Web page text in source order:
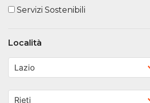
Servizi Sostenibili
Località